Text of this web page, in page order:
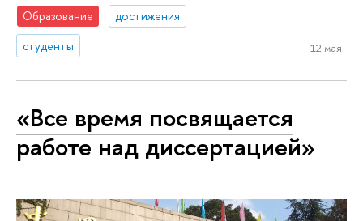
Образование
достижения
студенты
12 мая
«Все время посвящается
работе над диссертацией»